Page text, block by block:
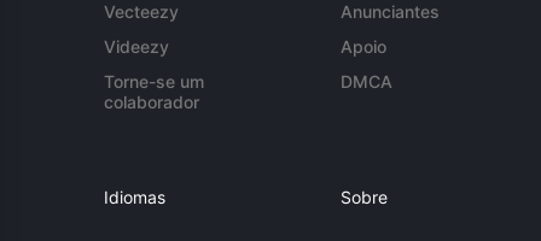
Vecteezy
Videezy
Torne-se um
colaborador
Anunciantes
Apoio
DMCA
Idiomas Sobre